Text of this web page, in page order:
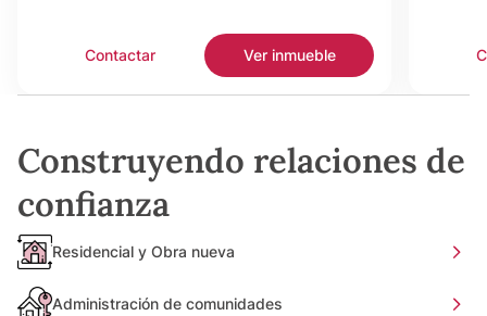
Contactar Ver inmueble
Construyendo relaciones de
confianza
Residencial y Obra nueva
Administración de comunidades